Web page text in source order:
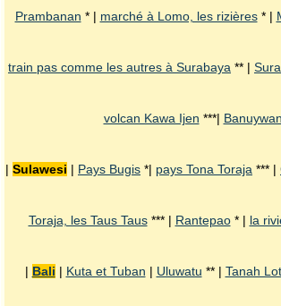
Prambanan * | marché à Lomo, les rizières* |
train pas comme les autres à Surabaya ** |
volcan Kawa Ijen ***|
| Sulawesi | Pays Bugis *| pays Tona Toraja *** |
Toraja, les Taus Taus*** | Rantepao* | la
| Bali | Kuta et Tuban | Uluwatu ** | Tanah Lot